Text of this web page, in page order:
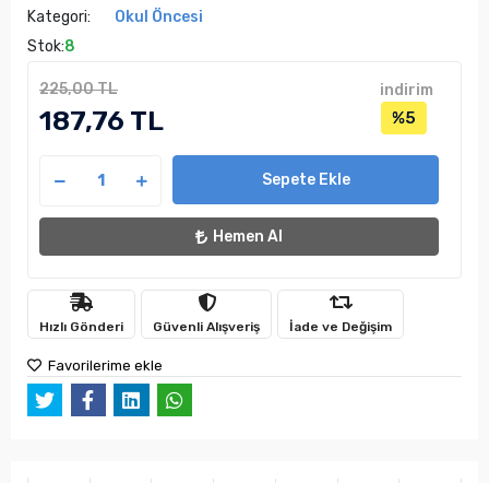
Kategori:
Okul Öncesi
Stok:8
225,00 TL
187,76 TL
indirim
%5
Sepete Ekle
Hemen Al
Hızlı Gönderi Güvenli Alışveriş İade ve Değişim
Favorilerime ekle